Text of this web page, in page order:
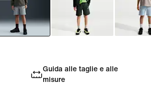
Guida alle taglie e alle
misure